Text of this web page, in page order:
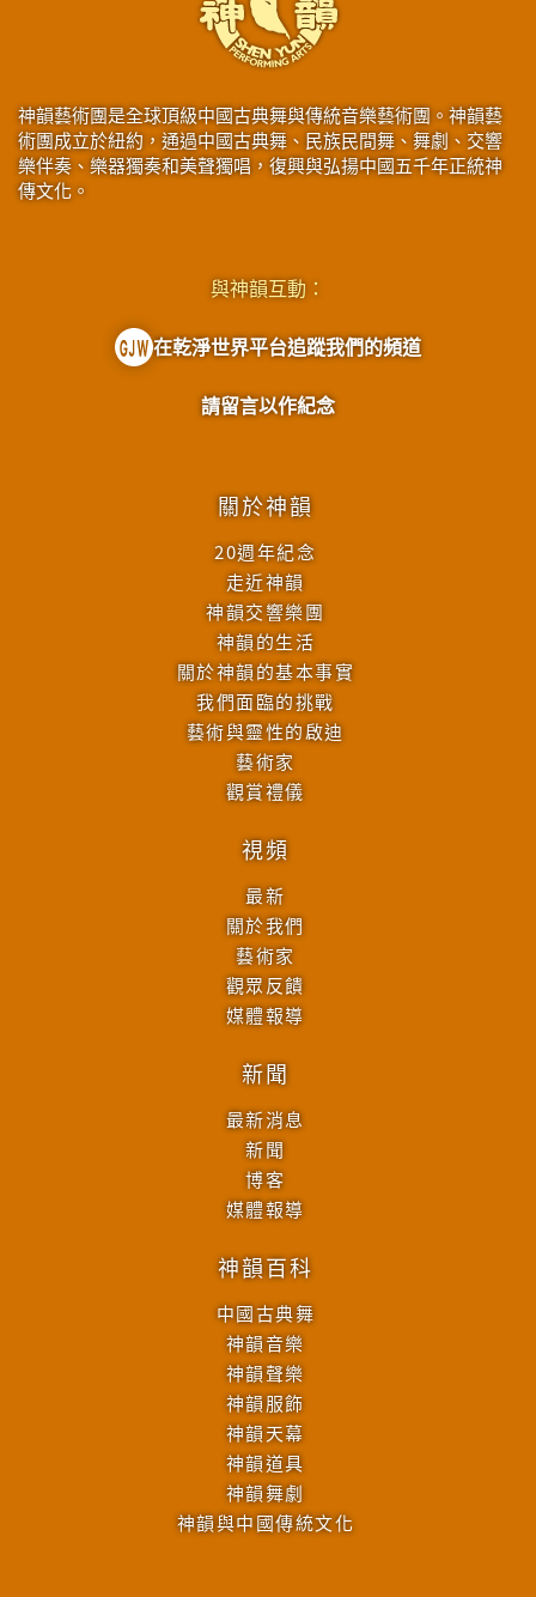
神韻藝術團是全球頂級中國古典舞與傳統音樂藝術團。神韻藝
術團成立於紐約，通過中國古典舞、民族民間舞、舞劇、交響
樂伴奏、樂器獨奏和美聲獨唱，復興與弘揚中國五千年正統神
傳文化。
關於神韻
20週年紀念
走近神韻
神韻交響樂團
神韻的生活
關於神韻的基本事實
我們面臨的挑戰
藝術與靈性的啟迪
藝術家
觀賞禮儀
視頻
最新
關於我們
藝術家
觀眾反饋
媒體報導
新聞
最新消息
新聞
博客
媒體報導
神韻百科
中國古典舞
神韻音樂
神韻聲樂
神韻服飾
神韻天幕
神韻道具
神韻舞劇
神韻與中國傳統文化
與神韻互動：
在乾淨世界平台追蹤我們的頻道
請留言以作紀念